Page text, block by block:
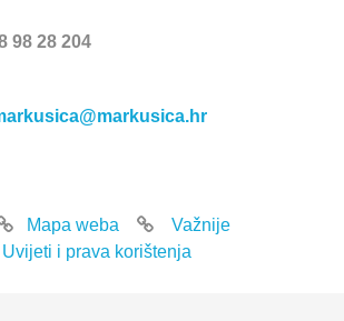
98 28 204
Mapa weba
Važnije
Uvijeti i prava korištenja